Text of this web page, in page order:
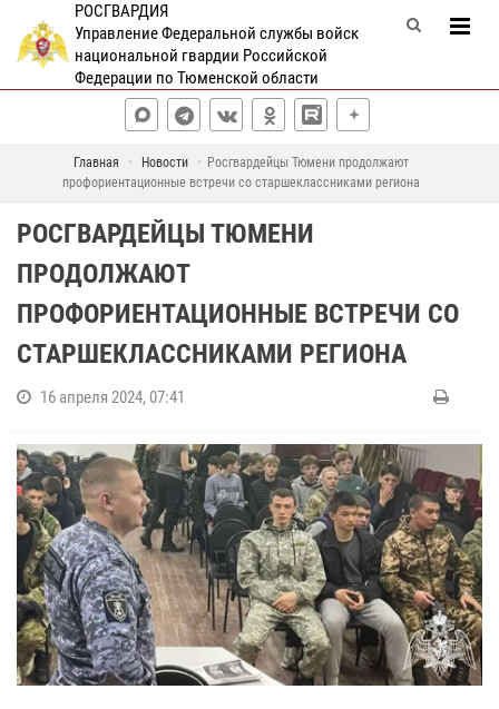
РОСГВАРДИЯ
Управление Федеральной службы войск
национальной гвардии Российской
Федерации по Тюменской области
Главная Новости
Росгвардейцы Тюмени продолжают
профориентационные встречи со старшеклассниками региона
РОСГВАРДЕЙЦЫ ТЮМЕНИ
ПРОДОЛЖАЮТ
ПРОФОРИЕНТАЦИОННЫЕ ВСТРЕЧИ СО
СТАРШЕКЛАССНИКАМИ РЕГИОНА
16 апреля 2024, 07:41